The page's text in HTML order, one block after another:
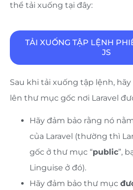
thể tải xuống tại đây:
TẢI XUỐNG TẬP LỆNH
JS
Sau khi tải xuống tập lệnh,
lên thư mục gốc nơi Laravel
Hãy đảm bảo rằng nó
của Laravel (thường thì
gốc ở thư mục “public”,
Linguise ở đó).
Hãy đảm bảo thư mục